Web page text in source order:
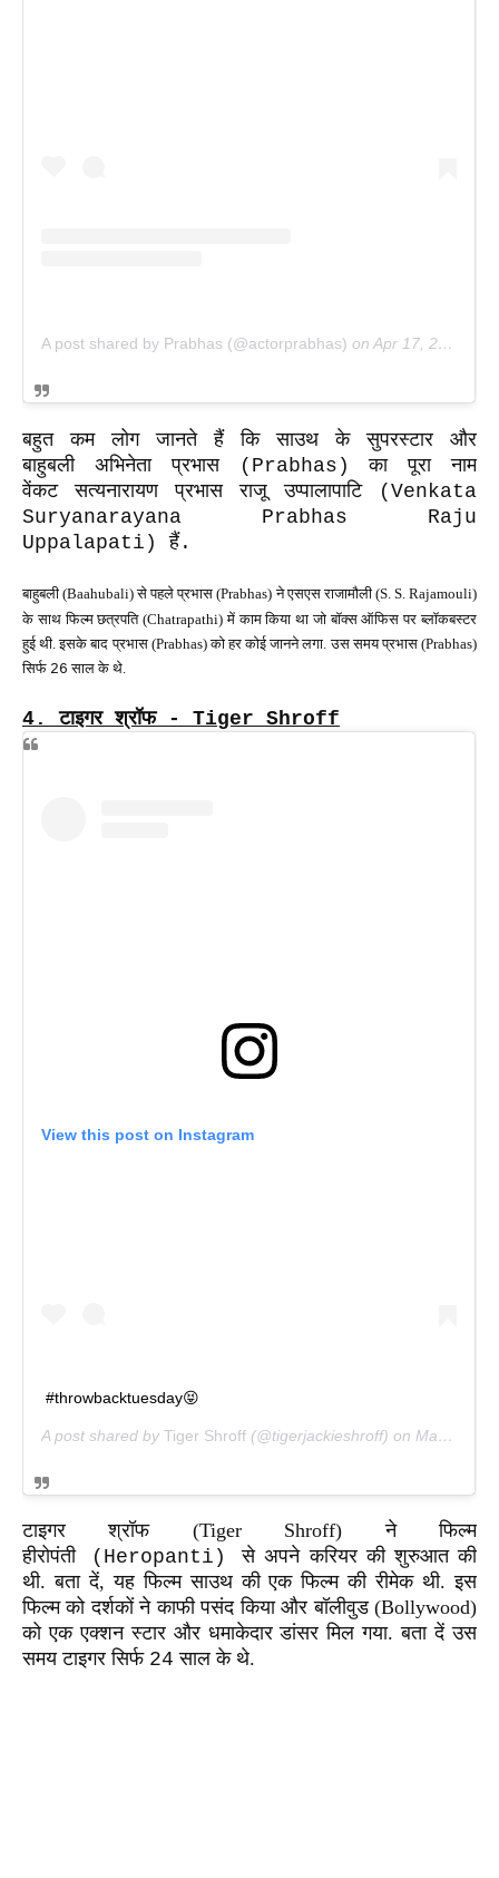
A post shared by Prabhas (@actorprabhas) on Apr 17, 2019 at 7:48am PDT
बहुत कम लोग जानते हैं कि साउथ के सुपरस्टार और
बाहुबली अभिनेता प्रभास (Prabhas) का पूरा नाम
वेंकट सत्यनारायण प्रभास राजू उप्पालापाटि (Venkata
Suryanarayana Prabhas Raju
Uppalapati) हैं.
बाहुबली (Baahubali) से पहले प्रभास (Prabhas) ने एसएस राजामौली (S. S.Rajamouli)
के साथ फिल्म छत्रपति (Chatrapathi) में काम किया था जो बॉक्स ऑफिस पर ब्लॉकबस्टर
हुई थी. इसके बाद प्रभास (Prabhas) को हर कोई जानने लगा. उस समय प्रभास (Prabhas)
सिर्फ 26 साल के थे.
4.टाइगर श्रॉफ - Tiger Shroff
View this post on Instagram
#throwbacktuesday😝
A post shared by Tiger Shroff (@tigerjackieshroff) on May 28, 2019 at 1:03am PDT
टाइगर श्रॉफ (Tiger Shroff) ने फिल्म
हीरोपंती(Heropanti)से अपने करियर की शुरुआत की
थी. बता दें, यह फिल्म साउथ की एक फिल्म की रीमेक थी. इस
फिल्म को दर्शकों ने काफी पसंद किया और बॉलीवुड (Bollywood)
को एक एक्शन स्टार और धमाकेदार डांसर मिल गया. बता दें उस
समय टाइगर सिर्फ 24 साल के थे.